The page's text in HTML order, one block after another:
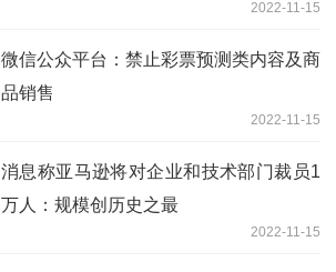
2022-11-15
微信公众平台：禁止彩票预测类内容及商
品销售
2022-11-15
消息称亚马逊将对企业和技术部门裁员1
万人：规模创历史之最
2022-11-15